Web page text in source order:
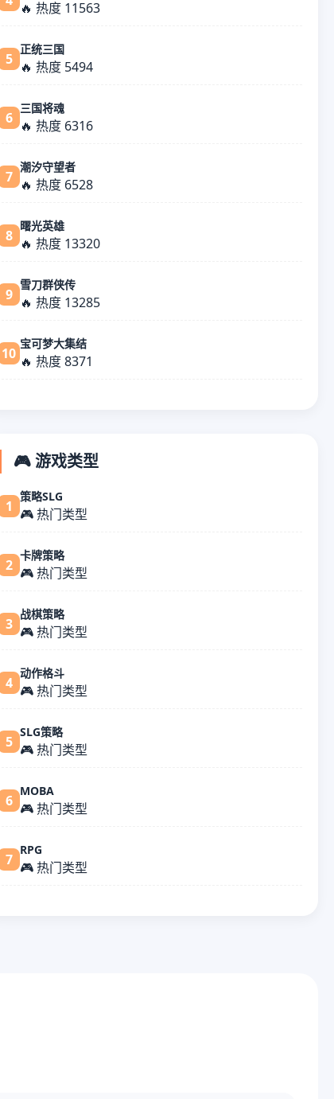
🔥 热度 11563
5
正统三国
🔥 热度 5494
6
三国将魂
🔥 热度 6316
7
潮汐守望者
🔥 热度 6528
8
曙光英雄
🔥 热度 13320
9
雪刀群侠传
🔥 热度 13285
10
宝可梦大集结
🔥 热度 8371
🎮 游戏类型
1
策略SLG
🎮 热门类型
2
卡牌策略
🎮 热门类型
3
战棋策略
🎮 热门类型
4
动作格斗
🎮 热门类型
5
SLG策略
🎮 热门类型
6
MOBA
🎮 热门类型
7
RPG
🎮 热门类型